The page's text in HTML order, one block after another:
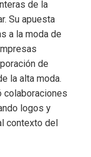
de la
Su apuesta
a la moda de
de
la alta moda.
colaboraciones
logos y
contexto del